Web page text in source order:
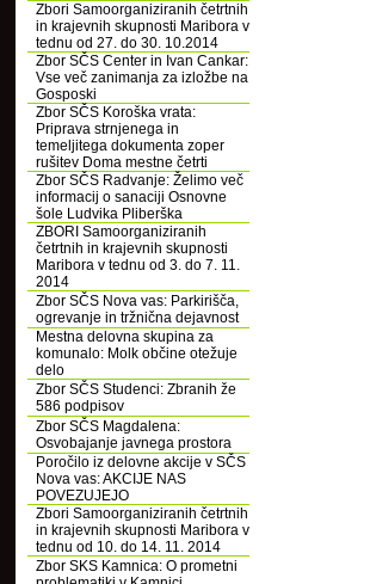
Zbori Samoorganiziranih četrtnih
in krajevnih skupnosti Maribora v
tednu od 27. do 30. 10.2014
Zbor SČS Center in Ivan Cankar:
Vse več zanimanja za izložbe na
Gosposki
Zbor SČS Koroška vrata:
Priprava strnjenega in
temeljitega dokumenta zoper
rušitev Doma mestne četrti
Zbor SČS Radvanje: Želimo več
informacij o sanaciji Osnovne
šole Ludvika Pliberška
ZBORI Samoorganiziranih
četrtnih in krajevnih skupnosti
Maribora v tednu od 3. do 7. 11.
2014
Zbor SČS Nova vas: Parkirišča,
ogrevanje in tržnična dejavnost
Mestna delovna skupina za
komunalo: Molk občine otežuje
delo
Zbor SČS Studenci: Zbranih že
586 podpisov
Zbor SČS Magdalena:
Osvobajanje javnega prostora
Poročilo iz delovne akcije v SČS
Nova vas: AKCIJE NAS
POVEZUJEJO
Zbori Samoorganiziranih četrtnih
in krajevnih skupnosti Maribora v
tednu od 10. do 14. 11. 2014
Zbor SKS Kamnica: O prometni